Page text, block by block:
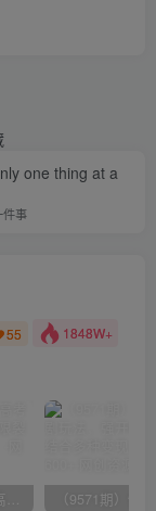
one thing at a
事
55 1848W+
（10150期）2024高考项目野路子玩法，无限裂变，最高一天1W＋！